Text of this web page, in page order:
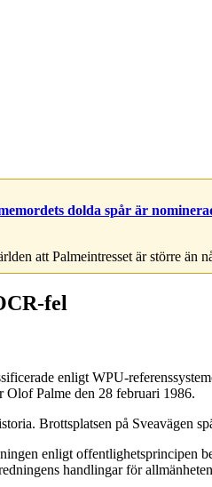
dolda spår är
att Palmeintresset är större än
fel
enligt WPU-
Olof Palme den 28 februari 1986.
Brottsplatsen på Sveavägen
enligt offentlighetsprincipen
handlingar för